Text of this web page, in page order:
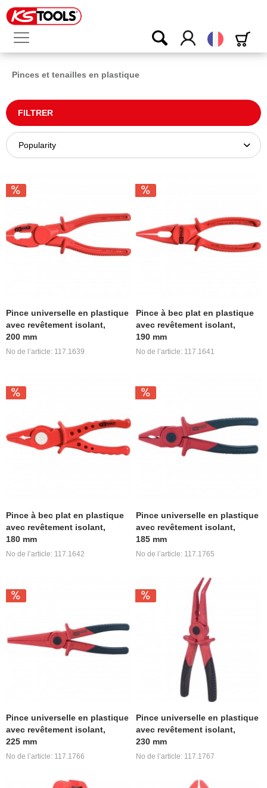
Français
Pinces et tenailles en plastique
FILTRER
Pince universelle en plastique
avec revêtement isolant,
200 mm
No de l’article: 117.1639
Pince à bec plat en plastique
avec revêtement isolant,
190 mm
No de l’article: 117.1641
Pince à bec plat en plastique
avec revêtement isolant,
180 mm
No de l’article: 117.1642
Pince universelle en plastique
avec revêtement isolant,
185 mm
No de l’article: 117.1765
Pince universelle en plastique
avec revêtement isolant,
225 mm
No de l’article: 117.1766
Pince universelle en plastique
avec revêtement isolant,
230 mm
No de l’article: 117.1767